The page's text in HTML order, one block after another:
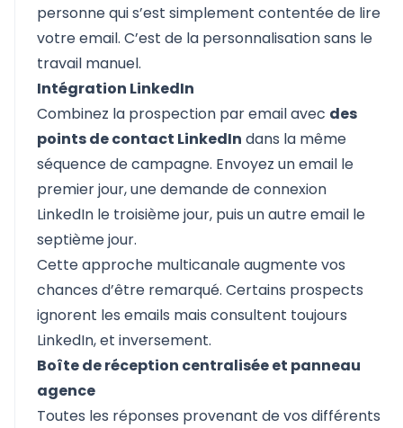
personne qui s’est simplement contentée de lire
votre email. C’est de la personnalisation sans le
travail manuel.
Intégration LinkedIn
Combinez la prospection par email avec des
points de contact LinkedIn dans la même
séquence de campagne. Envoyez un email le
premier jour, une demande de connexion
LinkedIn le troisième jour, puis un autre email le
septième jour.
Cette approche multicanale augmente vos
chances d’être remarqué. Certains prospects
ignorent les emails mais consultent toujours
LinkedIn, et inversement.
Boîte de réception centralisée et panneau
agence
Toutes les réponses provenant de vos différents